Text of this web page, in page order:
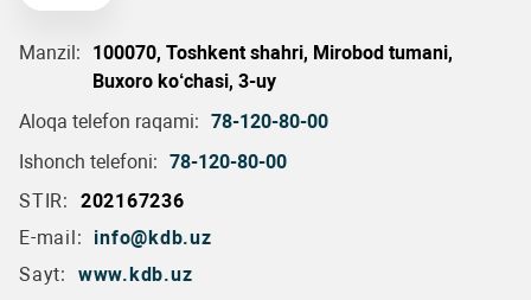
Manzil:
100070, Toshkent shahri, Mirobod tumani,
Buxoro ko‘chasi, 3-uy
Aloqa telefon raqami: 78-120-80-00
Ishonch telefoni: 78-120-80-00
STIR:
202167236
E-mail:
info@kdb.uz
Sayt:
www.kdb.uz